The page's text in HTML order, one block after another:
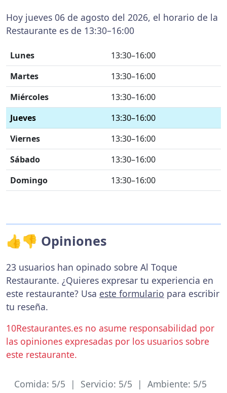
Hoy jueves 06 de agosto del 2026, el horario de la
Restaurante es de 13:30–16:00
Lunes
13:30–16:00
Martes
13:30–16:00
Miércoles
13:30–16:00
Jueves
13:30–16:00
Viernes
13:30–16:00
Sábado
13:30–16:00
Domingo
13:30–16:00
👍👎 Opiniones
23 usuarios han opinado sobre Al Toque
Restaurante. ¿Quieres expresar tu experiencia en
este restaurante? Usa este formulario para escribir
tu reseña.
10Restaurantes.es no asume responsabilidad por
las opiniones expresadas por los usuarios sobre
este restaurante.
Comida: 5/5 | Servicio: 5/5 | Ambiente: 5/5